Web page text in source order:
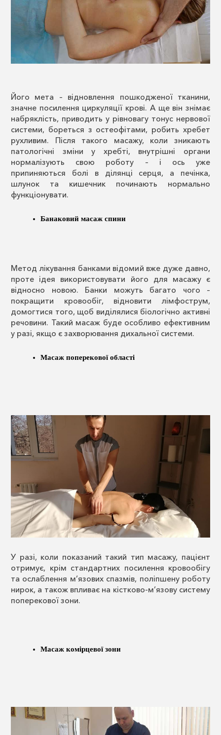
Його мета – відновлення пошкодженої тканини,
значне посилення циркуляції крові. А ще він знімає
набряклість, приводить у рівновагу тонус нервової
системи, бореться з остеофітами, робить хребет
рухливим. Після такого масажу, коли зникають
патологічні зміни у хребті, внутрішні органи
нормалізують свою роботу – і ось уже
припиняються болі в ділянці серця, а печінка,
шлунок та кишечник починають нормально
функціонувати.
Банаковий масаж спини
Метод лікування банками відомий вже дуже давно,
проте ідея використовувати його для масажу є
відносно новою. Банки можуть багато чого –
покращити кровообіг, відновити лімфострум,
домогтися того, щоб виділялися біологічно активні
речовини. Такий масаж буде особливо ефективним
у разі, якщо є захворювання дихальної системи.
Масаж поперекової області
У разі, коли показаний такий тип масажу, пацієнт
отримує, крім стандартних посилення кровообігу
та ослаблення м’язових спазмів, поліпшену роботу
нирок, а також впливає на кістково-м’язову систему
поперекової зони.
Масаж комірцевої зони